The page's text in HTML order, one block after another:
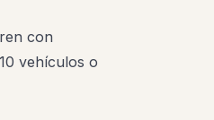
con
vehículos o